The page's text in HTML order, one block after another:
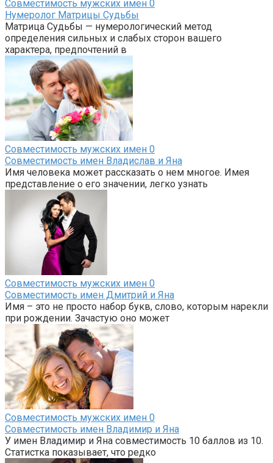
Совместимость мужских имен 0
Нумеролог Матрицы Судьбы
Матрица Судьбы — нумерологический метод
определения сильных и слабых сторон вашего
характера, предпочтений в
Совместимость мужских имен 0
Совместимость имен Владислав и Яна
Имя человека может рассказать о нем многое. Имея
представление о его значении, легко узнать
Совместимость мужских имен 0
Совместимость имен Дмитрий и Яна
Имя – это не просто набор букв, слово, которым нарекли
при рождении. Зачастую оно может
Совместимость мужских имен 0
Совместимость имен Владимир и Яна
У имен Владимир и Яна совместимость 10 баллов из 10.
Статистка показывает, что редко